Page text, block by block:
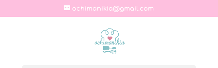
ochimanikia@gmail.com